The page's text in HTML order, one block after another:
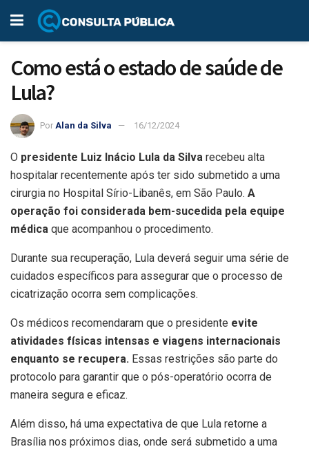
Como está o estado de saúde de
Lula?
Por Alan da Silva 16/12/2024
O presidente Luiz Inácio Lula da Silva recebeu alta
hospitalar recentemente após ter sido submetido a uma
cirurgia no Hospital Sírio-Libanês, em São Paulo. A
operação foi considerada bem-sucedida pela equipe
médica que acompanhou o procedimento.
Durante sua recuperação, Lula deverá seguir uma série de
cuidados específicos para assegurar que o processo de
cicatrização ocorra sem complicações.
Os médicos recomendaram que o presidente evite
atividades físicas intensas e viagens internacionais
enquanto se recupera. Essas restrições são parte do
protocolo para garantir que o pós-operatório ocorra de
maneira segura e eficaz.
Além disso, há uma expectativa de que Lula retorne a
Brasília nos próximos dias, onde será submetido a uma